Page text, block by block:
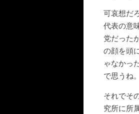
可哀想だ
代表の意
党だった
の顔を頭
ゃなかっ
で思うね。
それでそ
究所に所